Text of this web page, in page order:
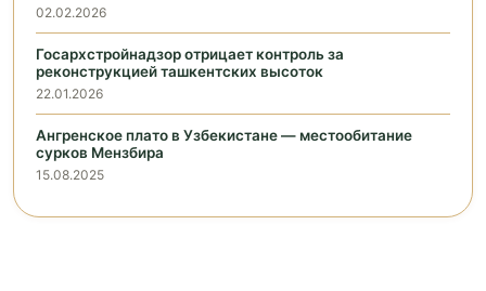
02.02.2026
Госархстройнадзор отрицает контроль за
реконструкцией ташкентских высоток
22.01.2026
Ангренское плато в Узбекистане — местообитание
сурков Мензбира
15.08.2025